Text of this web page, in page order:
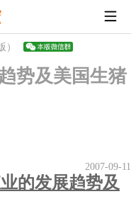
）
势及美国生猪
2007-09-11
的发展趋势及